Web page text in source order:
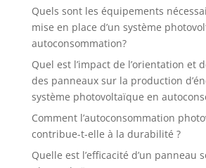
Quels sont les équipements
mise en place d’un système
autoconsommation?
Quel est l’impact de l’orientation et
des panneaux sur la production
système photovoltaïque en
Comment l’autoconsommation
contribue-t-elle à la durabilité ?
Quelle est l’efficacité d’un panneau